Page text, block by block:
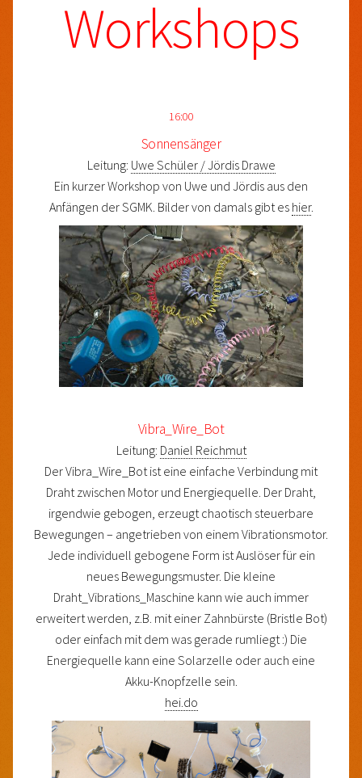
Workshops
16:00
Sonnensänger
Leitung: Uwe Schüler / Jördis Drawe
Ein kurzer Workshop von Uwe und Jördis aus den
Anfängen der SGMK. Bilder von damals gibt es hier.
Vibra_Wire_Bot
Leitung: Daniel Reichmut
Der Vibra_Wire_Bot ist eine einfache Verbindung mit
Draht zwischen Motor und Energiequelle. Der Draht,
irgendwie gebogen, erzeugt chaotisch steuerbare
Bewegungen – angetrieben von einem Vibrationsmotor.
Jede individuell gebogene Form ist Auslöser für ein
neues Bewegungsmuster. Die kleine
Draht_Vibrations_Maschine kann wie auch immer
erweitert werden, z.B. mit einer Zahnbürste (Bristle Bot)
oder einfach mit dem was gerade rumliegt :) Die
Energiequelle kann eine Solarzelle oder auch eine
Akku-Knopfzelle sein.
hei.do